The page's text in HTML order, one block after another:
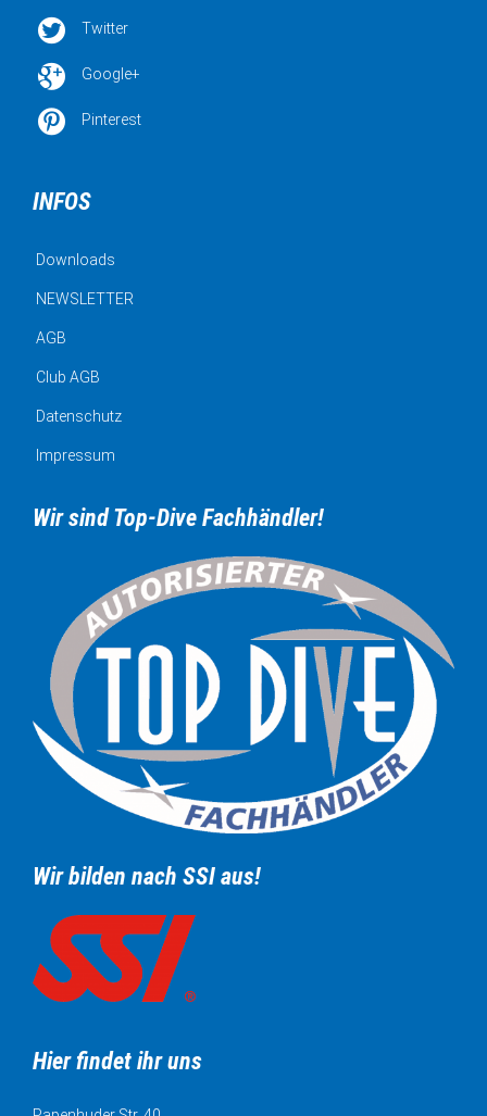
 Twitter
 Google+
 Pinterest
INFOS
Downloads
NEWSLETTER
AGB
Club AGB
Datenschutz
Impressum
Wir sind Top-Dive Fachhändler!
Wir bilden nach SSI aus!
Hier findet ihr uns